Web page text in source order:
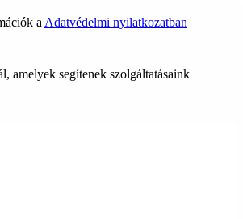
a Adatvédelmi nyilatkozatban
amelyek segítenek szolgáltatásaink